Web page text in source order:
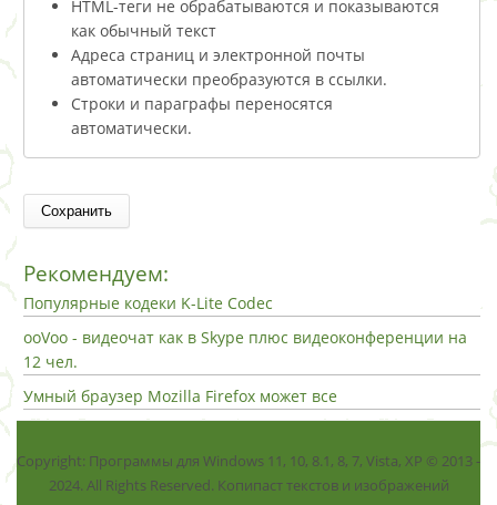
HTML-теги не обрабатываются и показываются
как обычный текст
Адреса страниц и электронной почты
автоматически преобразуются в ссылки.
Строки и параграфы переносятся
автоматически.
Рекомендуем:
Популярные кодеки K-Lite Codec
ooVoo - видеочат как в Skype плюс видеоконференции на
12 чел.
Умный браузер Mozilla Firefox может все
Copyright: Программы для Windows 11, 10, 8.1, 8, 7, Vista, ХР © 2013 -
2024. All Rights Reserved. Копипаст текстов и изображений